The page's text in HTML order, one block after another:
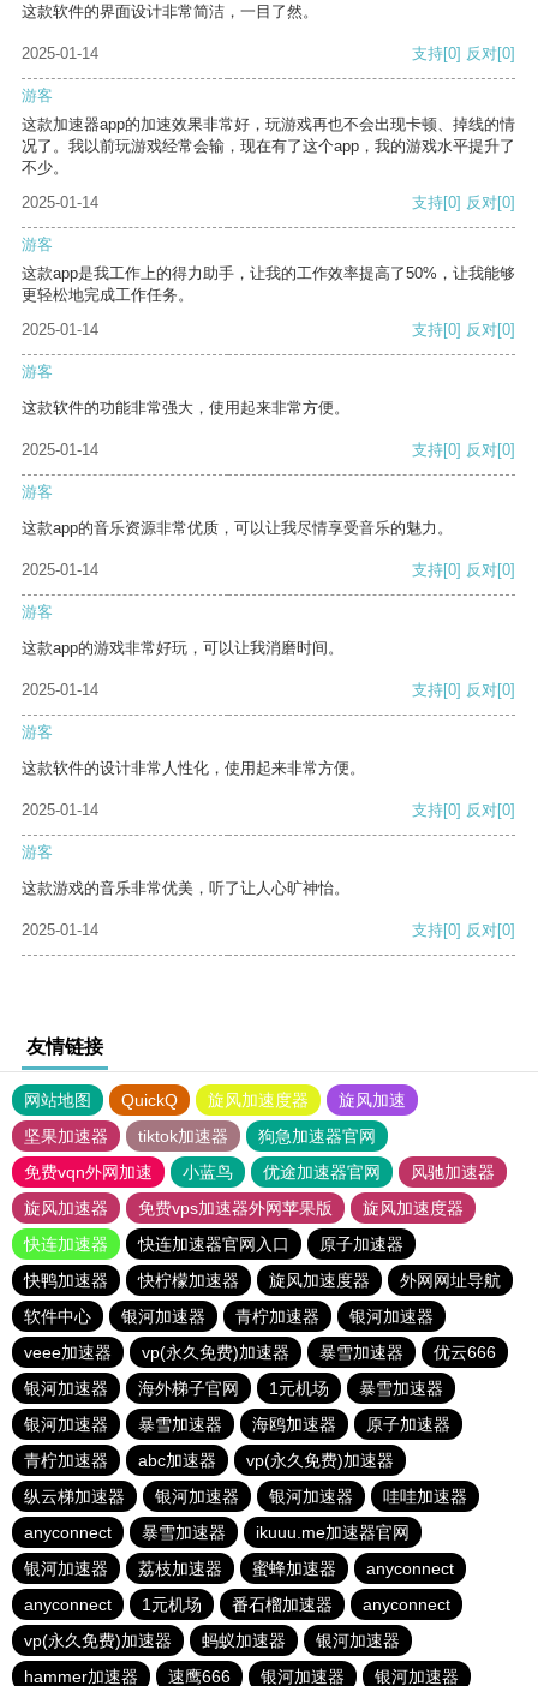
这款软件的界面设计非常简洁，一目了然。
2025-01-14 支持[0] 反对[0]
游客
这款加速器app的加速效果非常好，玩游戏再也不会出现卡顿、掉线的情
况了。我以前玩游戏经常会输，现在有了这个app，我的游戏水平提升了
不少。
2025-01-14
支持[0] 反对[0]
游客
这款app是我工作上的得力助手，让我的工作效率提高了50%，让我能够
更轻松地完成工作任务。
2025-01-14
支持[0] 反对[0]
游客
这款软件的功能非常强大，使用起来非常方便。
2025-01-14 支持[0] 反对[0]
游客
这款app的音乐资源非常优质，可以让我尽情享受音乐的魅力。
2025-01-14 支持[0] 反对[0]
游客
这款app的游戏非常好玩，可以让我消磨时间。
2025-01-14 支持[0] 反对[0]
游客
这款软件的设计非常人性化，使用起来非常方便。
2025-01-14 支持[0] 反对[0]
游客
这款游戏的音乐非常优美，听了让人心旷神怡。
2025-01-14 支持[0] 反对[0]
友情链接
网站地图 QuickQ 旋风加速度器
旋风加速
坚果加速器
tiktok加速器
狗急加速器官网
免费vqn外网加速
小蓝鸟 优途加速器官网
风驰加速器
旋风加速器
免费vps加速器外网苹果版
旋风加速度器
快连加速器
快连加速器官网入口
原子加速器
快鸭加速器
快柠檬加速器 旋风加速度器
外网网址导航
软件中心
银河加速器 青柠加速器
银河加速器
veee加速器
vp(永久免费)加速器 暴雪加速器
优云666
银河加速器
海外梯子官网 1元机场
暴雪加速器
银河加速器
暴雪加速器 海鸥加速器
原子加速器
青柠加速器
abc加速器
vp(永久免费)加速器
纵云梯加速器
银河加速器 银河加速器
哇哇加速器
anyconnect
暴雪加速器
ikuuu.me加速器官网
银河加速器
荔枝加速器 蜜蜂加速器
anyconnect
anyconnect
1元机场 番石榴加速器
anyconnect
vp(永久免费)加速器
蚂蚁加速器
银河加速器
hammer加速器
速鹰666 银河加速器 银河加速器